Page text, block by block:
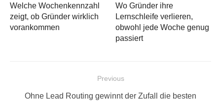
Welche Wochenkennzahl
zeigt, ob Gründer wirklich
vorankommen
Wo Gründer ihre
Lernschleife verlieren,
obwohl jede Woche genug
passiert
Beitragsnavigation
Previous
Previous
Ohne Lead Routing gewinnt der Zufall die besten